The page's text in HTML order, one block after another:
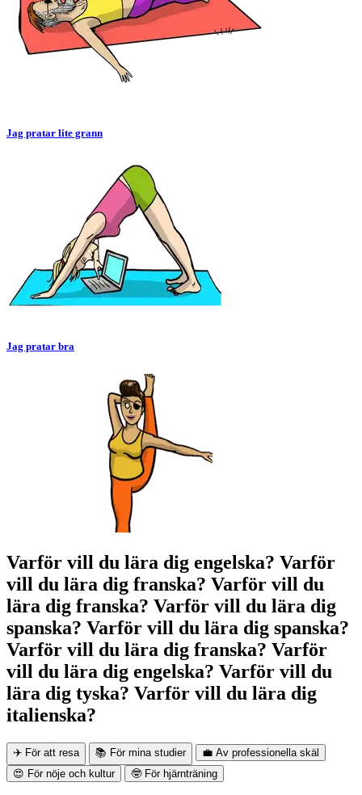
Jag pratar lite grann
Jag pratar bra
Varför vill du lära dig engelska? Varför
vill du lära dig franska? Varför vill du
lära dig franska? Varför vill du lära dig
spanska? Varför vill du lära dig spanska?
Varför vill du lära dig franska? Varför
vill du lära dig engelska? Varför vill du
lära dig tyska? Varför vill du lära dig
italienska?
✈️ För att resa 📚 För mina studier
💼 Av professionella skäl
😍 För nöje och kultur
🤓 För hjärnträning